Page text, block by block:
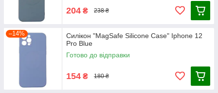
204 ₴ 238 ₴
–14%
Силікон "MagSafe Silicone Case" Iphone 12
Pro Blue
Готово до відправки
154 ₴ 180 ₴